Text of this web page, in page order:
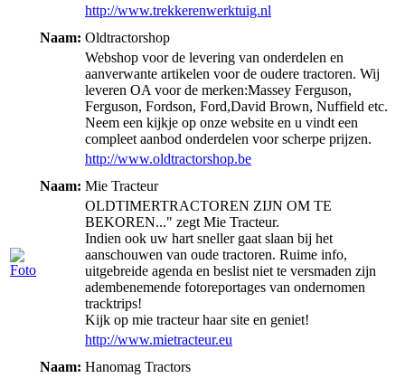
http://www.trekkerenwerktuig.nl
Naam: Oldtractorshop
Webshop voor de levering van onderdelen en
aanverwante artikelen voor de oudere tractoren. Wij
leveren OA voor de merken:Massey Ferguson,
Ferguson, Fordson, Ford,David Brown, Nuffield etc.
Neem een kijkje op onze website en u vindt een
compleet aanbod onderdelen voor scherpe prijzen.
http://www.oldtractorshop.be
Naam: Mie Tracteur
OLDTIMERTRACTOREN ZIJN OM TE
BEKOREN..." zegt Mie Tracteur.
Indien ook uw hart sneller gaat slaan bij het
aanschouwen van oude tractoren. Ruime info,
uitgebreide agenda en beslist niet te versmaden zijn
adembenemende fotoreportages van ondernomen
tracktrips!
Kijk op mie tracteur haar site en geniet!
http://www.mietracteur.eu
Naam: Hanomag Tractors